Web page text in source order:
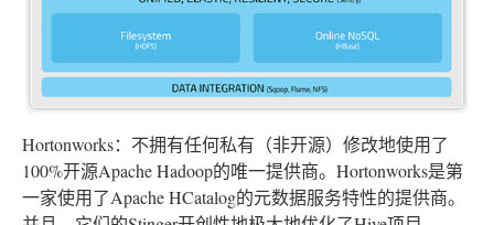
Hortonworks：不拥有任何私有（非开源）修改地使用了
100%开源Apache Hadoop的唯一提供商。Hortonworks是第
一家使用了Apache HCatalog的元数据服务特性的提供商。